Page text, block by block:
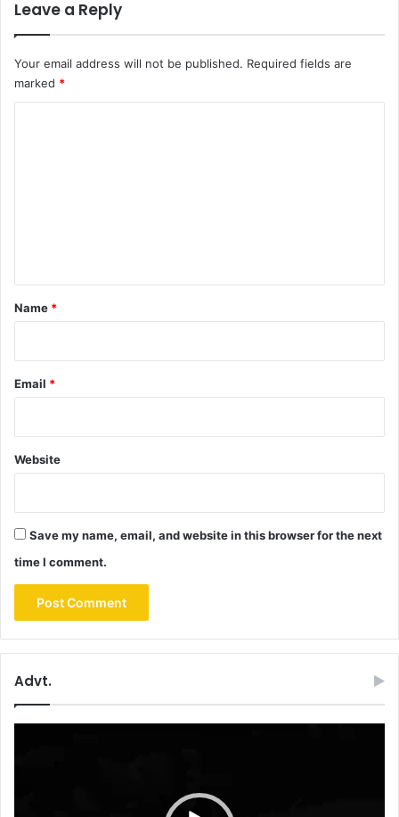
Leave a Reply
Your email address will not be published. Required fields are
marked *
*
Name *
Email *
Website
Save my name, email, and website in this browser for the next
time I comment.
Advt.